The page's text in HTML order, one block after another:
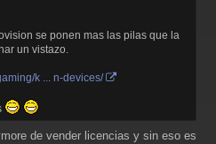
se ponen mas las pilas que la
un vistazo.
k ... n-devices/
de vender licencias y sin eso es